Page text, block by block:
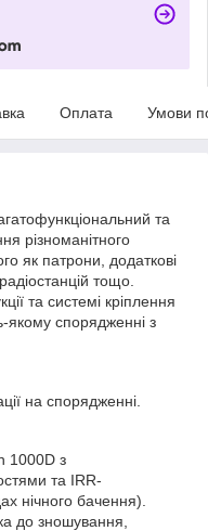
Оплата Умови
та
різноманітного
як патрони, додаткові
тощо.
та системі кріплення
якому спорядженні з
на спорядженні.
1000D з
та IRR-
нічного бачення).
до зношування,